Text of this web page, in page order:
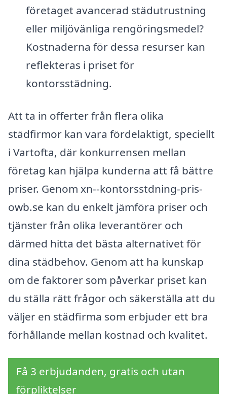
företaget avancerad städutrustning
eller miljövänliga rengöringsmedel?
Kostnaderna för dessa resurser kan
reflekteras i priset för
kontorsstädning.
Att ta in offerter från flera olika
städfirmor kan vara fördelaktigt, speciellt
i Vartofta, där konkurrensen mellan
företag kan hjälpa kunderna att få bättre
priser. Genom xn--kontorsstdning-pris-
owb.se kan du enkelt jämföra priser och
tjänster från olika leverantörer och
därmed hitta det bästa alternativet för
dina städbehov. Genom att ha kunskap
om de faktorer som påverkar priset kan
du ställa rätt frågor och säkerställa att du
väljer en städfirma som erbjuder ett bra
förhållande mellan kostnad och kvalitet.
Få 3 erbjudanden, gratis och utan
förpliktelser